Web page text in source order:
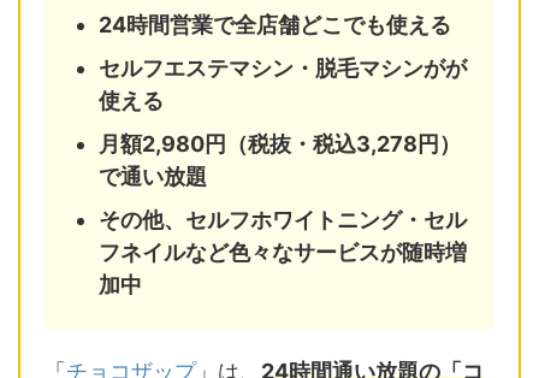
24時間営業で全店舗どこでも使える
セルフエステマシン・脱毛マシンがが
使える
月額2,980円（税抜・税込3,278円）
で通い放題
その他、セルフホワイトニング・セル
フネイルなど色々なサービスが随時増
加中
「 チョコザップ」は、 24時間通い放題の「コ